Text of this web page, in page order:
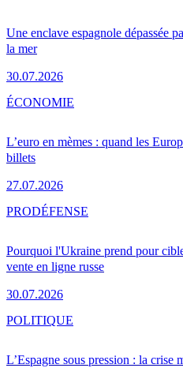
Une enclave espagnole dépassée
la mer
30.07.2026
L’euro en mèmes : quand les
billets
27.07.2026
ÉCONOMIE
Pourquoi l'Ukraine prend pour
vente en ligne russe
30.07.2026
PRODÉFENSE
L’Espagne sous pression : la crise
POLITIQUE